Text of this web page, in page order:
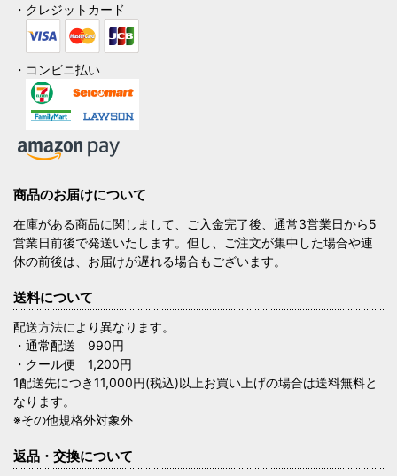
・クレジットカード
・コンビニ払い
商品のお届けについて
在庫がある商品に関しまして、ご入金完了後、通常3営業日から5
営業日前後で発送いたします。但し、ご注文が集中した場合や連
休の前後は、お届けが遅れる場合もございます。
送料について
配送方法により異なります。
・通常配送 990円
・クール便 1,200円
1配送先につき11,000円(税込)以上お買い上げの場合は送料無料と
なります。
※その他規格外対象外
返品・交換について